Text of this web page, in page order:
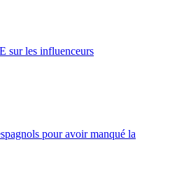
sur les influenceurs
pour avoir manqué la